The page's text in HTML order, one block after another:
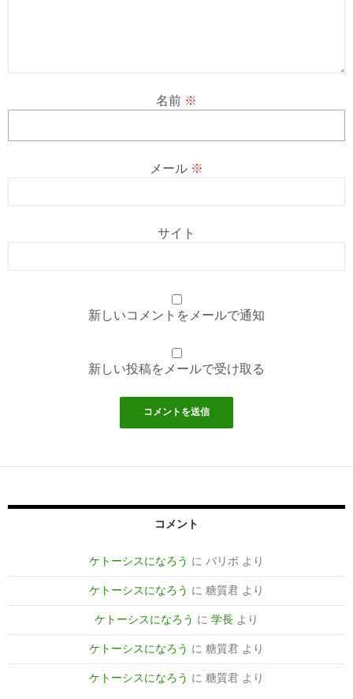
名前 ※
メール ※
サイト
新しいコメントをメールで通知
新しい投稿をメールで受け取る
コメント
ケトーシスになろう に バリボ より
ケトーシスになろう に 糖質君 より
ケトーシスになろう に 学長 より
ケトーシスになろう に 糖質君 より
ケトーシスになろう に 糖質君 より